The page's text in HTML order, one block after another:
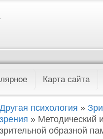
Карта сайта
Другая психология »
зрения » Методический
зрительной образной